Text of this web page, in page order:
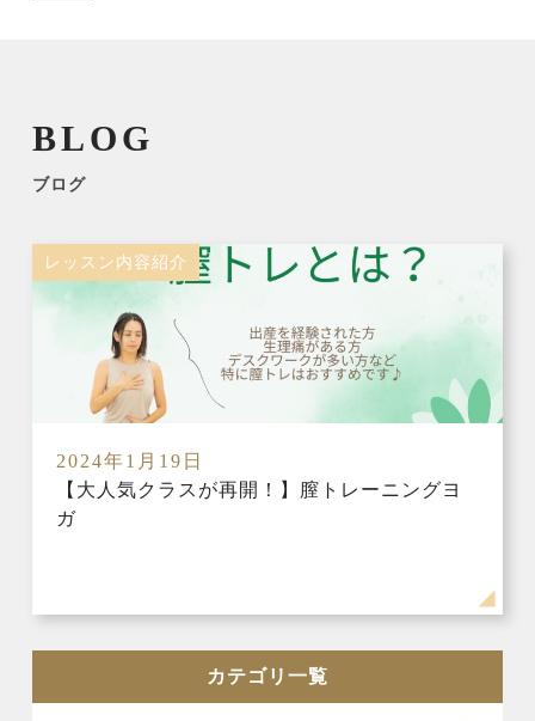
BLOG
ブログ
レッスン内容紹介
2024年1月19日
【大人気クラスが再開！】膣トレーニングヨ
ガ
カテゴリ一覧